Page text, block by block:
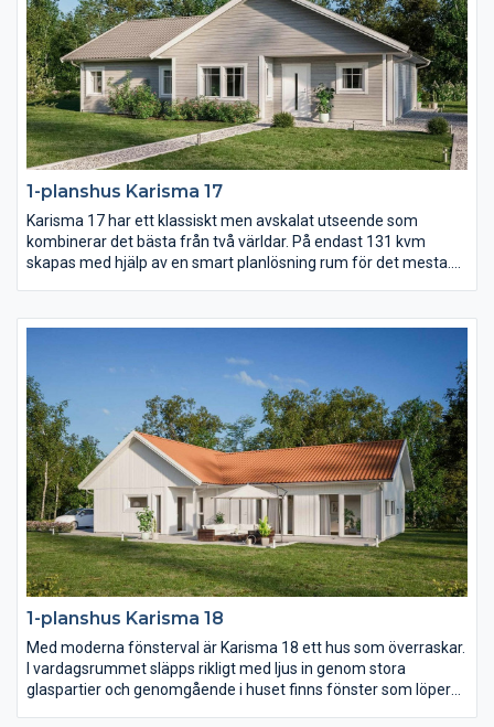
1-planshus Karisma 17
Karisma 17 har ett klassiskt men avskalat utseende som
kombinerar det bästa från två världar. På endast 131 kvm
skapas med hjälp av en smart planlösning rum för det mesta.
det hela fyra sovrum samt ett allrum.
1-planshus Karisma 18
Med moderna fönsterval är Karisma 18 ett hus som överraskar.
I vardagsrummet släpps rikligt med ljus in genom stora
glaspartier och genomgående i huset finns fönster som löper